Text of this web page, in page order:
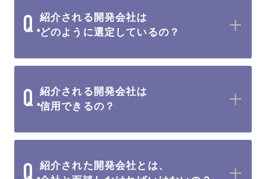
紹介される開発会社は
どのように選定しているの？
紹介される開発会社は
信用できるの？
紹介された開発会社とは、